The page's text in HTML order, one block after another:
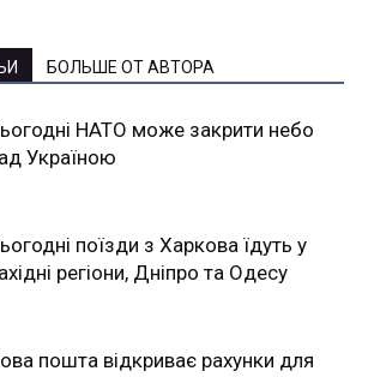
БОЛЬШЕ ОТ АВТОРА
НАТО може закрити небо
Україною
поїзди з Харкова їдуть у
регіони, Дніпро та Одесу
пошта відкриває рахунки для